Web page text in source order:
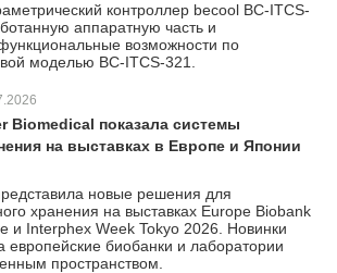
контроллер becool BC-ITCS-
аппаратную часть и
возможности по
моделью BC-ITCS-321.
Biomedical показала системы
на выставках в Европе и Японии
новые решения для
хранения на выставках Europe Biobank
и Interphex Week Tokyo 2026. Новинки
европейские биобанки и лаборатории
пространством.